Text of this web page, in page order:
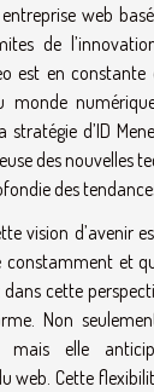
web
de
est en
d’ID
des nouvelles
des
vision d’avenir
et
dans cette
Non
mais elle
web. Cette